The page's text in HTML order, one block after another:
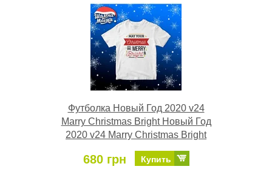
Футболка Новый Год 2020 v24
Marry Christmas Bright Новый Год
2020 v24 Marry Christmas Bright
680 грн Купить